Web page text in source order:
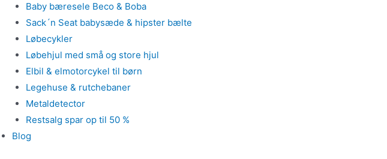
Baby bæresele Beco & Boba
Sack´n Seat babysæde & hipster bælte
Løbecykler
Løbehjul med små og store hjul
Elbil & elmotorcykel til børn
Legehuse & rutchebaner
Metaldetector
Restsalg spar op til 50 %
Blog